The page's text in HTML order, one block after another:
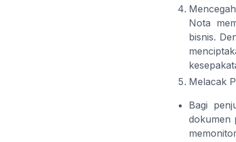
Nota
bisnis.
Melacak
Bagi
dokumen